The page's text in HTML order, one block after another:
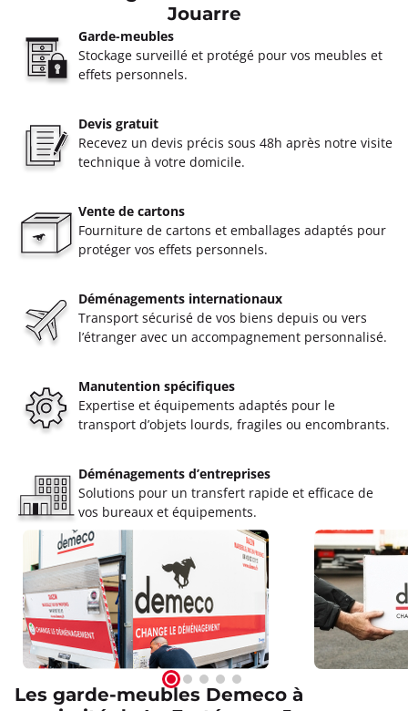
Jouarre
Garde-meubles
Stockage surveillé et protégé pour vos meubles et
effets personnels.
Devis gratuit
Recevez un devis précis sous 48h après notre visite
technique à votre domicile.
Vente de cartons
Fourniture de cartons et emballages adaptés pour
protéger vos effets personnels.
Déménagements internationaux
Transport sécurisé de vos biens depuis ou vers
l’étranger avec un accompagnement personnalisé.
Manutention spécifiques
Expertise et équipements adaptés pour le
transport d’objets lourds, fragiles ou encombrants.
Déménagements d’entreprises
Solutions pour un transfert rapide et efficace de
vos bureaux et équipements.
Les garde-meubles Demeco à